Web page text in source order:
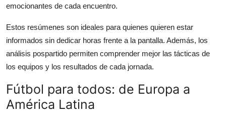
emocionantes de cada encuentro.
Estos resúmenes son ideales para quienes quieren estar
informados sin dedicar horas frente a la pantalla. Además, los
análisis pospartido permiten comprender mejor las tácticas de
los equipos y los resultados de cada jornada.
Fútbol para todos: de Europa a
América Latina